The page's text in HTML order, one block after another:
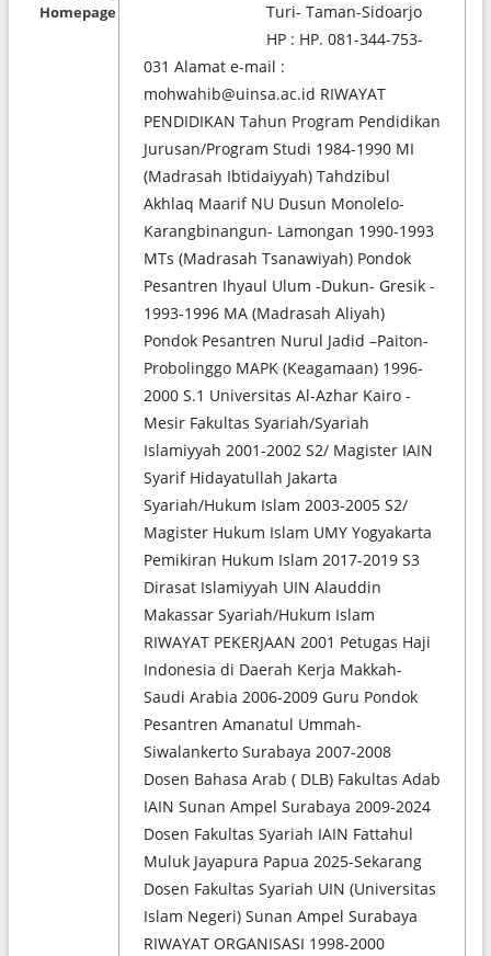
Homepage
Turi- Taman-Sidoarjo
HP : HP. 081-344-753-
031 Alamat e-mail :
mohwahib@uinsa.ac.id RIWAYAT
PENDIDIKAN Tahun Program Pendidikan
Jurusan/Program Studi 1984-1990 MI
(Madrasah Ibtidaiyyah) Tahdzibul
Akhlaq Maarif NU Dusun Monolelo-
Karangbinangun- Lamongan 1990-1993
MTs (Madrasah Tsanawiyah) Pondok
Pesantren Ihyaul Ulum -Dukun- Gresik -
1993-1996 MA (Madrasah Aliyah)
Pondok Pesantren Nurul Jadid –Paiton-
Probolinggo MAPK (Keagamaan) 1996-
2000 S.1 Universitas Al-Azhar Kairo -
Mesir Fakultas Syariah/Syariah
Islamiyyah 2001-2002 S2/ Magister IAIN
Syarif Hidayatullah Jakarta
Syariah/Hukum Islam 2003-2005 S2/
Magister Hukum Islam UMY Yogyakarta
Pemikiran Hukum Islam 2017-2019 S3
Dirasat Islamiyyah UIN Alauddin
Makassar Syariah/Hukum Islam
RIWAYAT PEKERJAAN 2001 Petugas Haji
Indonesia di Daerah Kerja Makkah-
Saudi Arabia 2006-2009 Guru Pondok
Pesantren Amanatul Ummah-
Siwalankerto Surabaya 2007-2008
Dosen Bahasa Arab ( DLB) Fakultas Adab
IAIN Sunan Ampel Surabaya 2009-2024
Dosen Fakultas Syariah IAIN Fattahul
Muluk Jayapura Papua 2025-Sekarang
Dosen Fakultas Syariah UIN (Universitas
Islam Negeri) Sunan Ampel Surabaya
RIWAYAT ORGANISASI 1998-2000